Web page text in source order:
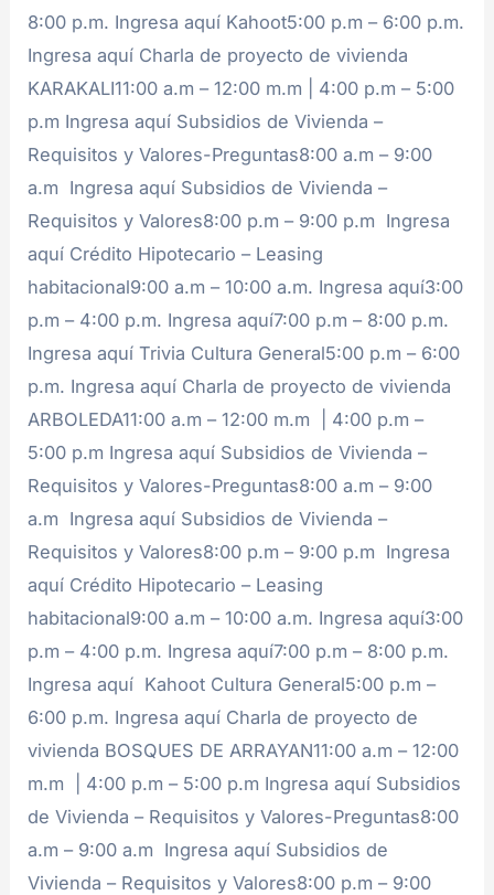
8:00 p.m. Ingresa aquí Kahoot5:00 p.m – 6:00 p.m.
Ingresa aquí Charla de proyecto de vivienda
KARAKALI11:00 a.m – 12:00 m.m | 4:00 p.m – 5:00
p.m Ingresa aquí Subsidios de Vivienda –
Requisitos y Valores-Preguntas8:00 a.m – 9:00
a.m Ingresa aquí Subsidios de Vivienda –
Requisitos y Valores8:00 p.m – 9:00 p.m Ingresa
aquí Crédito Hipotecario – Leasing
habitacional9:00 a.m – 10:00 a.m. Ingresa aquí3:00
p.m – 4:00 p.m. Ingresa aquí7:00 p.m – 8:00 p.m.
Ingresa aquí Trivia Cultura General5:00 p.m – 6:00
p.m. Ingresa aquí Charla de proyecto de vivienda
ARBOLEDA11:00 a.m – 12:00 m.m | 4:00 p.m –
5:00 p.m Ingresa aquí Subsidios de Vivienda –
Requisitos y Valores-Preguntas8:00 a.m – 9:00
a.m Ingresa aquí Subsidios de Vivienda –
Requisitos y Valores8:00 p.m – 9:00 p.m Ingresa
aquí Crédito Hipotecario – Leasing
habitacional9:00 a.m – 10:00 a.m. Ingresa aquí3:00
p.m – 4:00 p.m. Ingresa aquí7:00 p.m – 8:00 p.m.
Ingresa aquí Kahoot Cultura General5:00 p.m –
6:00 p.m. Ingresa aquí Charla de proyecto de
vivienda BOSQUES DE ARRAYAN11:00 a.m – 12:00
m.m | 4:00 p.m – 5:00 p.m Ingresa aquí Subsidios
de Vivienda – Requisitos y Valores-Preguntas8:00
a.m – 9:00 a.m Ingresa aquí Subsidios de
Vivienda – Requisitos y Valores8:00 p.m – 9:00